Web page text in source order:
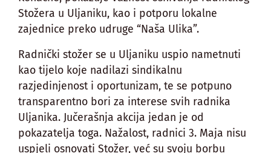
Stožera u Uljaniku, kao i potporu lokalne
zajednice preko udruge “Naša Ulika”.
Radnički stožer se u Uljaniku uspio nametnuti
kao tijelo koje nadilazi sindikalnu
razjedinjenost i oportunizam, te se potpuno
transparentno bori za interese svih radnika
Uljanika. Jučerašnja akcija jedan je od
pokazatelja toga. Nažalost, radnici 3. Maja nisu
uspjeli osnovati Stožer, već su svoju borbu